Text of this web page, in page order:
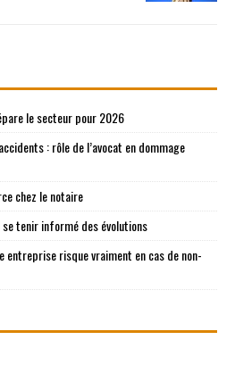
le secteur pour 2026
: rôle de l’avocat en dommage
chez le notaire
tenir informé des évolutions
entreprise risque vraiment en cas de non-